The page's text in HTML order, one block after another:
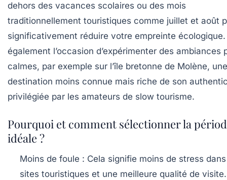
dehors des vacances scolaires ou des mois
traditionnellement touristiques comme juillet et août
significativement réduire votre empreinte écologique.
également l’occasion d’expérimenter des ambiances
calmes, par exemple sur l’île bretonne de Molène, une
destination moins connue mais riche de son
privilégiée par les amateurs de slow tourisme.
Pourquoi et comment sélectionner la
idéale ?
Moins de foule : Cela signifie moins de stress
sites touristiques et une meilleure qualité de visite.